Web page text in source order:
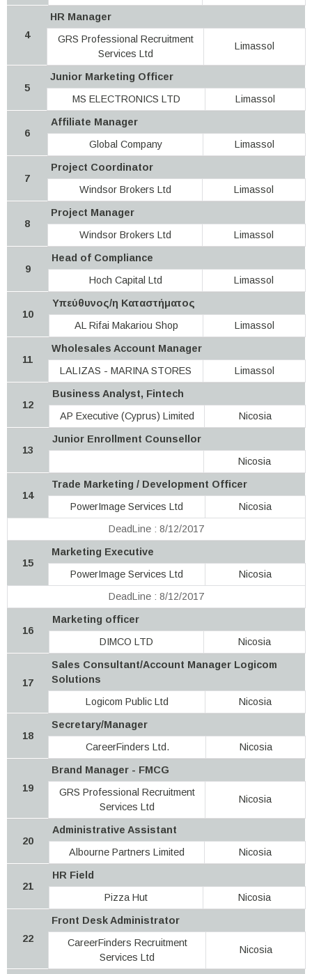
4
HR Manager
GRS Professional Recruitment
Services Ltd
Limassol
5
Junior Marketing Officer
MS ELECTRONICS LTD
Limassol
6
Affiliate Manager
Global Company
Limassol
7
Project Coordinator
Windsor Brokers Ltd
Limassol
8
Project Manager
Windsor Brokers Ltd
Limassol
9
Head of Compliance
Hoch Capital Ltd
Limassol
10
Υπεύθυνος/η Καταστήματος
AL Rifai Makariou Shop
Limassol
11
Wholesales Account Manager
LALIZAS - MARINA STORES
Limassol
12
Business Analyst, Fintech
AP Executive (Cyprus) Limited
Nicosia
13
Junior Enrollment Counsellor
Nicosia
14
Trade Marketing / Development Officer
PowerImage Services Ltd
Nicosia
DeadLine : 8/12/2017
15
Marketing Executive
PowerImage Services Ltd
Nicosia
DeadLine : 8/12/2017
16
Marketing officer
DIMCO LTD
Nicosia
17
Sales Consultant/Account Manager Logicom
Solutions
Logicom Public Ltd
Nicosia
18
Secretary/Manager
CareerFinders Ltd.
Nicosia
19
Brand Manager - FMCG
GRS Professional Recruitment
Services Ltd
Nicosia
20
Αdministrative Assistant
Albourne Partners Limited
Nicosia
21
HR Field
Pizza Hut
Nicosia
22
Front Desk Administrator
CareerFinders Recruitment
Services Ltd
Nicosia